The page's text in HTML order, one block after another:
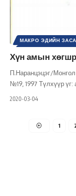
МАКРО ЭДИЙН
НИЙГЭМ
ШИНЭ
Хүн амын
П.Наранцэцэг/
№19, 1997 Түлхүүр үг:
2020-03-04
1